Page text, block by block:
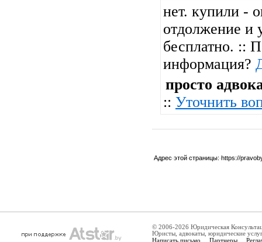
нет. купили -
отдолжение и
бесплатно. ::
информация?
просто
:: Уточнить
Адрес этой страницы: https://
© 2006-2026 Юридическая
Юристы, адвокаты, юридические
Написать письмо Партнеры